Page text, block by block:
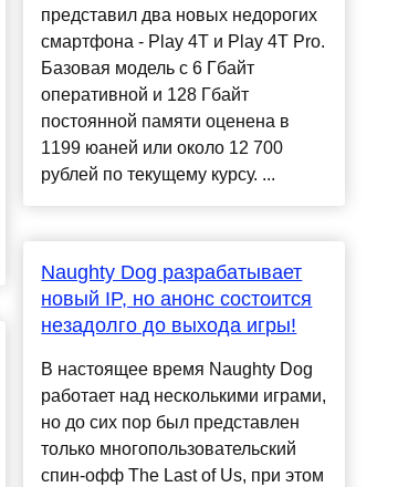
представил два новых недорогих
смартфона - Play 4T и Play 4T Pro.
Базовая модель с 6 Гбайт
оперативной и 128 Гбайт
постоянной памяти оценена в
1199 юаней или около 12 700
рублей по текущему курсу. ...
Naughty Dog разрабатывает
новый IP, но анонс состоится
незадолго до выхода игры!
В настоящее время Naughty Dog
работает над несколькими играми,
но до сих пор был представлен
только многопользовательский
спин-офф The Last of Us, при этом